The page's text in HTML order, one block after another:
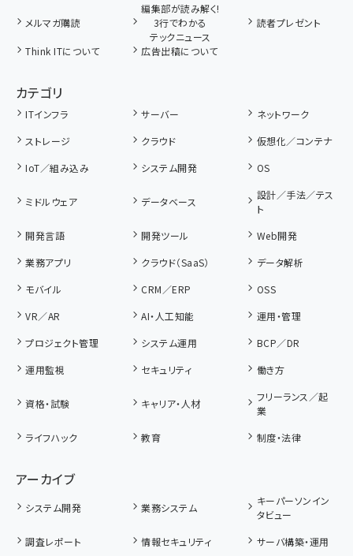
メルマガ購読
編集部が読み解く!
3行でわかる
テックニュース
読者プレゼント
Think ITについて 広告出稿について
カテゴリ
ITインフラ サーバー
ネットワーク
ストレージ
クラウド
仮想化／コンテナ
IoT／組み込み
システム開発 OS
ミドルウェア データベース
設計／手法／テス
ト
開発言語
開発ツール
Web開発
業務アプリ
クラウド（SaaS）
データ解析
モバイル
CRM／ERP
OSS
VR／AR
AI・人工知能
運用・管理
プロジェクト管理
システム運用
BCP／DR
運用監視
セキュリティ 働き方
資格・試験 キャリア・人材
フリーランス／起
業
ライフハック
教育 制度・法律
アーカイブ
システム開発 業務システム
キーパーソンイン
タビュー
調査レポート
情報セキュリティ
サーバ構築・運用